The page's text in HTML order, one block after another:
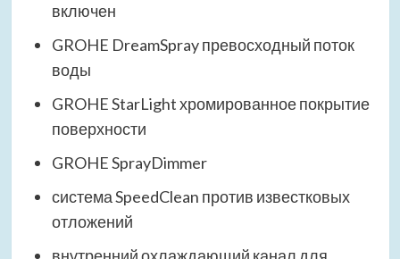
включен
GROHE DreamSpray превосходный поток
воды
GROHE StarLight хромированное покрытие
поверхности
GROHE SprayDimmer
система SpeedClean против известковых
отложений